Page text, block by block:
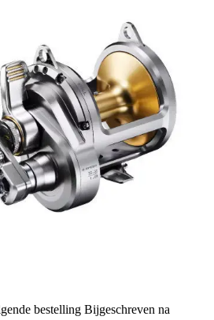
bestelling Bijgeschreven na